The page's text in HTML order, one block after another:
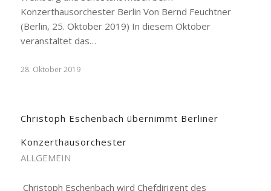
Konzerthausorchester Berlin Von Bernd Feuchtner
(Berlin, 25. Oktober 2019) In diesem Oktober
veranstaltet das…
28. Oktober 2019
Christoph Eschenbach übernimmt Berliner
Konzerthausorchester
ALLGEMEIN
Christoph Eschenbach wird Chefdirigent des